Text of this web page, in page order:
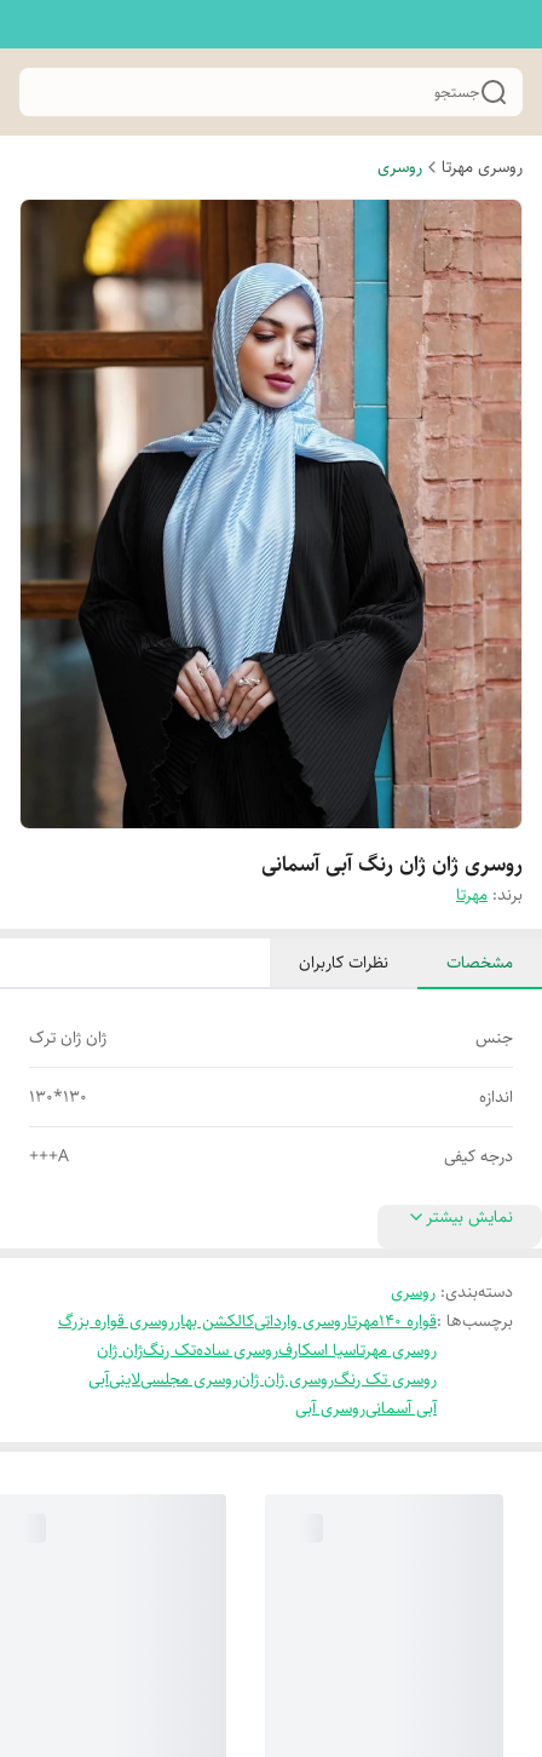
جستجو
روسری مهرتا روسری
روسری ژان ژان رنگ آبی آسمانی
برند: مهرتا
مشخصات نظرات کاربران
جنس ژان ژان ترک
اندازه 130*130
درجه کیفی A+++
نمایش بیشتر
دسته‌بندی: روسری
برچسب‌ها :قواره 140 مهرتاروسری وارداتیکالکشن بهارروسری قواره بزرگ
روسری مهرتاسیا اسکارفروسری سادهتک رنگژان ژان
روسری تک رنگروسری ژان ژانروسری مجلسیلاینیآبی
آبی آسمانیروسری آبی